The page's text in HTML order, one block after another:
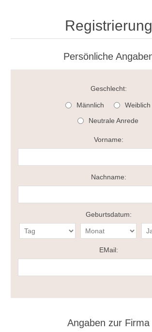
Registrierung
Persönliche
Geschlecht:
Männlich
Weiblich
Neutrale Anrede
Vorname:
Nachname:
Geburtsdatum:
EMail:
Angaben zur Firma